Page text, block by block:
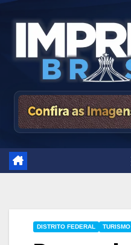
DISTRITO FEDERAL TURISMO